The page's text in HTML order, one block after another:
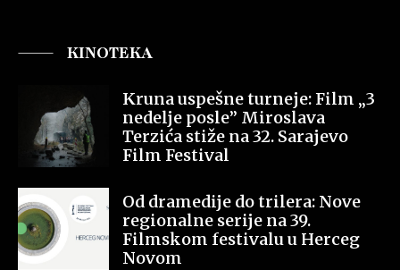
KINOTEKA
Kruna uspešne turneje: Film „3
nedelje posle” Miroslava
Terzića stiže na 32. Sarajevo
Film Festival
Od dramedije do trilera: Nove
regionalne serije na 39.
Filmskom festivalu u Herceg
Novom